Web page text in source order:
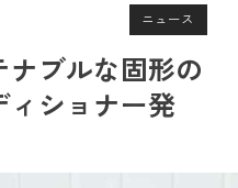
ニュース
ブルな固形の
ィショナー発